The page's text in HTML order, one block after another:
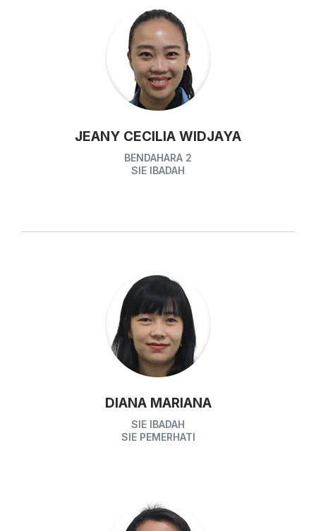
JEANY CECILIA WIDJAYA
BENDAHARA 2
SIE IBADAH
DIANA MARIANA
SIE IBADAH
SIE PEMERHATI